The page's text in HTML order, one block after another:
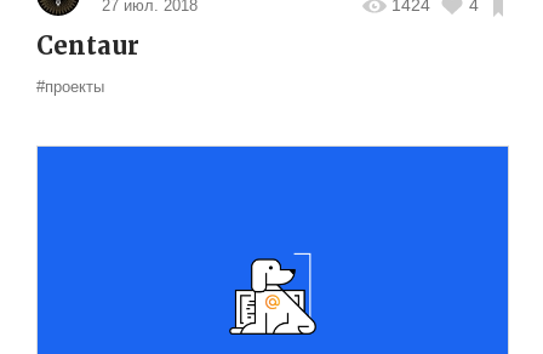
27 июл. 2018 1424 4
Centaur
#проекты